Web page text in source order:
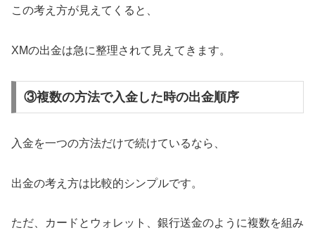
この考え方が見えてくると、
XMの出金は急に整理されて見えてきます。
③複数の方法で入金した時の出金順序
入金を一つの方法だけで続けているなら、
出金の考え方は比較的シンプルです。
ただ、カードとウォレット、銀行送金のように複数を組み